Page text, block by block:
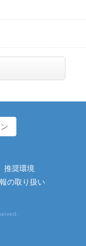
推奨環境
の取り扱い